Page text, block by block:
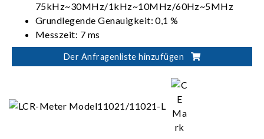
75kHz~30MHz/1kHz~10MHz/60Hz~5MHz
Grundlegende Genauigkeit: 0,1 %
Messzeit: 7 ms
Standard-RS-232, Handler, USB-
Speicherschnittstelle, optionales GPIB, LAN-
Der Anfragenliste hinzufügen